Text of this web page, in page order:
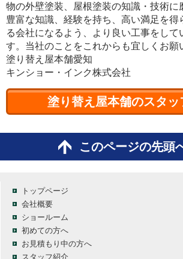
物の外壁塗装、屋根塗装の知識・技術に
豊富な知識、経験を持ち、高い満足を得
る会社になるよう、より良い工事をして
す。当社のことをこれからも宜しくお願
塗り替え屋本舗愛知
キンショー・インク株式会社
塗り替え屋本舗のスタッ
このページの先頭
トップページ
会社概要
ショールーム
初めての方へ
お見積もり中の方へ
スタッフ紹介